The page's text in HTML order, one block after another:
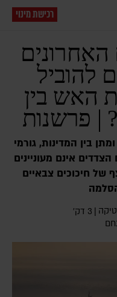
רכישת מינוי
להוביל
האש בין
| פרשנות
בין המדינות, גורמי
אינם מעוניינים
חיכוכים צבאיים
| 3 דק׳